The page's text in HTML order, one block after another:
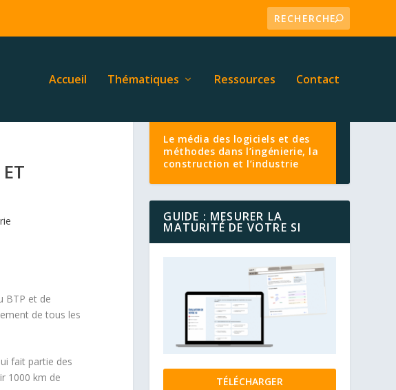
Accueil Thématiques Ressources Contact
BTP et de
de tous les
fait partie des
1000 km de
Le média des logiciels et des
méthodes dans l’ingénierie, la
construction et l’industrie
GUIDE : MESURER LA
MATURITÉ DE VOTRE SI
TÉLÉCHARGER